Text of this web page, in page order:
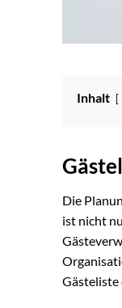
Inhalt
Die
ist nicht
Gästeliste